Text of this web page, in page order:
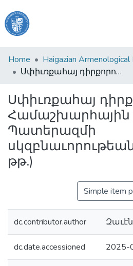
Haigazian
University
&
Collections
All of DSpace
Home
Սփիւռքահայ դիրքորոշումներ՝ Համաշխարհային Բ. Պատերազմի սկզբնաւորութեան (1939-1940 թթ.)
Սփիւռքահայ
Համաշխարհային
Պատերազմի
թթ.)
Simple item
dc.contributor.author
dc.date.accessioned 2025-